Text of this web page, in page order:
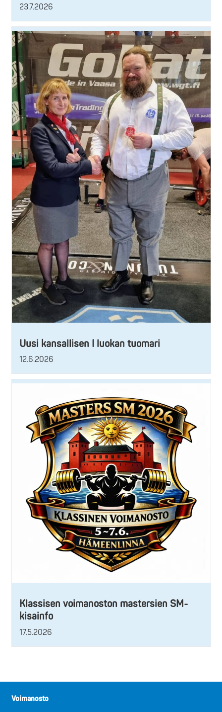
23.7.2026
Uusi kansallisen I luokan tuomari
12.6.2026
Klassisen voimanoston mastersien SM-
kisainfo
17.5.2026
Voimanosto